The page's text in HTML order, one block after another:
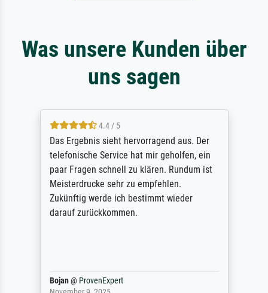
Was unsere Kunden über
uns sagen
4.4 / 5
Das Ergebnis sieht hervorragend aus. Der
telefonische Service hat mir geholfen, ein
paar Fragen schnell zu klären. Rundum ist
Meisterdrucke sehr zu empfehlen.
Zukünftig werde ich bestimmt wieder
darauf zurückkommen.
Bojan@ ProvenExpert